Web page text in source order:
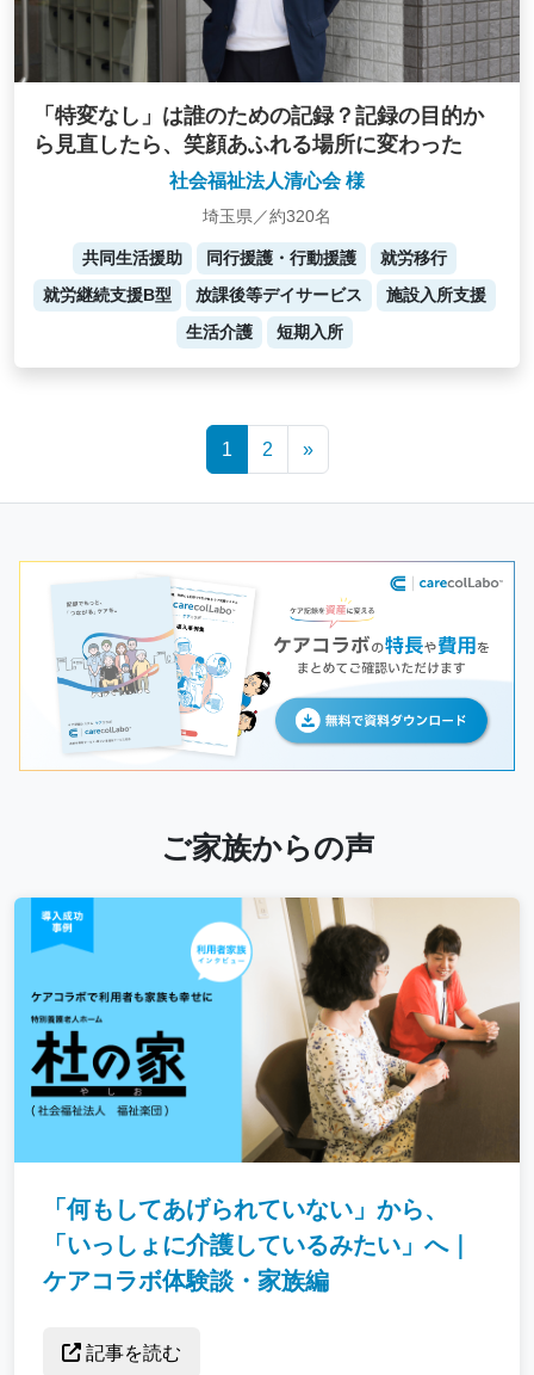
「特変なし」は誰のための記録？記録の目的か
ら見直したら、笑顔あふれる場所に変わった
社会福祉法人清心会 様
埼玉県／約320名
共同生活援助 同行援護・行動援護
就労移行
就労継続支援B型
放課後等デイサービス
施設入所支援
生活介護
短期入所
1 2 »
ご家族からの声
「何もしてあげられていない」から、
「いっしょに介護しているみたい」へ｜
ケアコラボ体験談・家族編
記事を読む